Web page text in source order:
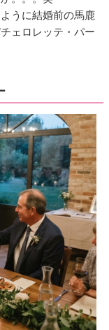
うに結婚前の馬鹿
ェロレッテ・パー